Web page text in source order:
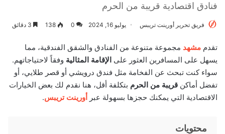
فنادق اقتصادية قريبة من الحرم
فريق تحرير أورينت تريبس يوليو 16, 2024 0
138
تقدم مشهد مجموعة متنوعة من الفنادق والشقق الفندقية، مما
يسهل على المسافرين العثور على الإقامة المثالية وفقاً لاحتياجاتهم.
سواء كنت تبحث عن الفخامة مثل فندق درويشي أو قصر طلايي، أو
تفضل أماكن قريبة من الحرم بتكلفة أقل، هنا نقدم لك بعض الخيارات
الاقتصادية التي يمكنك حجزها بسهولة عبر أورينت تريبس.
محتويات